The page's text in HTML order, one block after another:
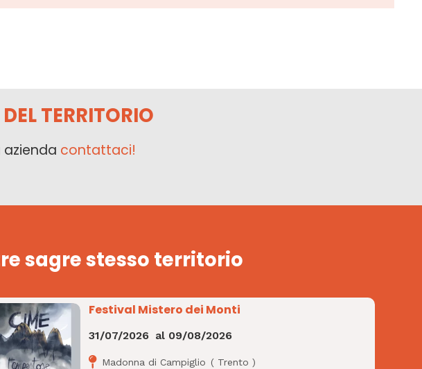
TERRITORIO
azienda contattaci!
sagre stesso territorio
Festival Mistero dei Monti
31/07/2026 al 09/08/2026
Madonna di Campiglio ( Trento )